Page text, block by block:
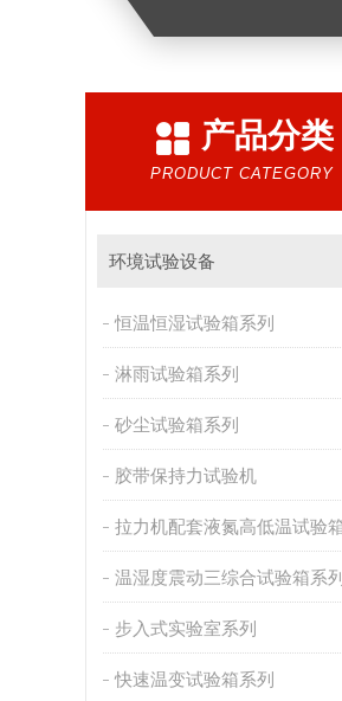
产品分类
PRODUCT CATEGORY
环境试验设备
恒温恒湿试验箱系列
淋雨试验箱系列
砂尘试验箱系列
胶带保持力试验机
温湿度震动三综合试验箱系列
步入式实验室系列
快速温变试验箱系列